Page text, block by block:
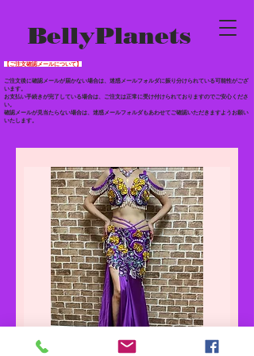
BellyPlanets
【ご注文確認メールについて】
ご注文後に確認メールが届かない場合は、迷惑メールフォルダに振り分けられている可能性がござ
います。
お支払い手続きが完了している場合は、ご注文は正常に受け付けられておりますのでご安心くださ
い。
確認メールが見当たらない場合は、迷惑メールフォルダもあわせてご確認いただきますようお願い
いたします。